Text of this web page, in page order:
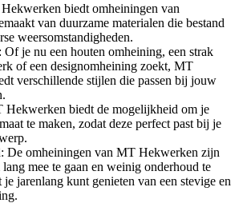
biedt omheiningen van
van duurzame materialen die bestand
weersomstandigheden.
je nu een houten omheining, een strak
of een designomheining zoekt, MT
verschillende stijlen die passen bij jouw
Hekwerken biedt de mogelijkheid om je
te maken, zodat deze perfect past bij je
De omheiningen van MT Hekwerken zijn
mee te gaan en weinig onderhoud te
je jarenlang kunt genieten van een stevige en